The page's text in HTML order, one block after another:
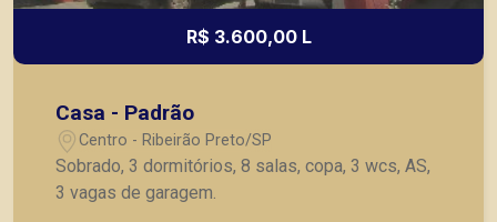
R$ 3.600,00 L
Casa - Padrão
Centro - Ribeirão Preto/SP
Sobrado, 3 dormitórios, 8 salas, copa, 3 wcs, AS,
3 vagas de garagem.